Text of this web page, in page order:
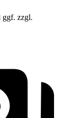
zzgl.